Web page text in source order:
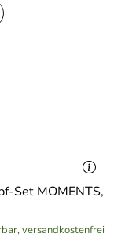
Set MOMENTS,
versandkostenfrei